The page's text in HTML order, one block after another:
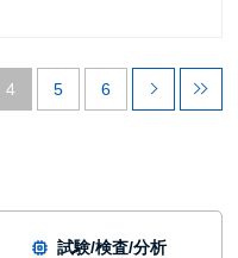
4 5 6
試験/検査/分析